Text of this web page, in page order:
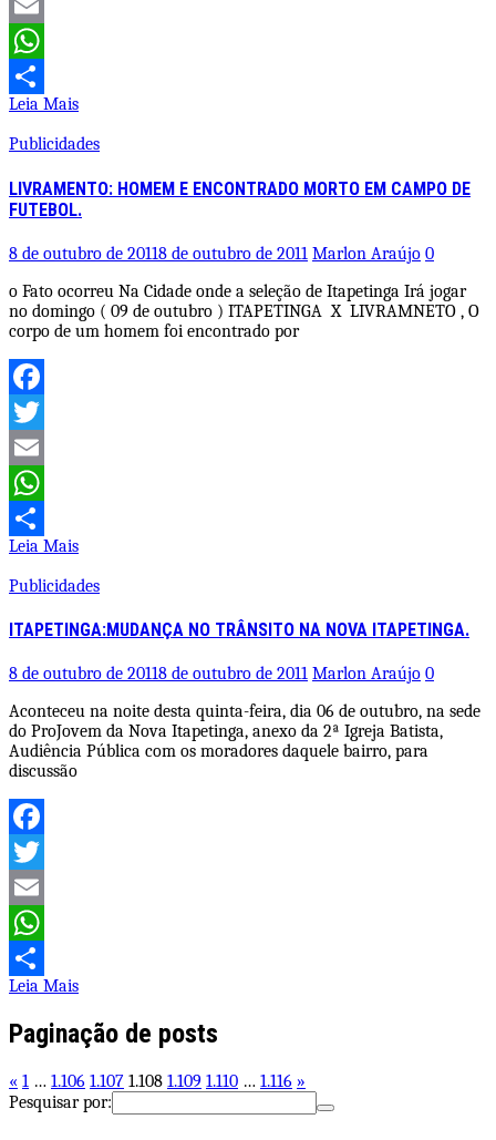
Twitter
Email
WhatsApp
Share
Leia Mais
Publicidades
LIVRAMENTO: HOMEM E ENCONTRADO MORTO EM CAMPO DE
FUTEBOL.
8 de outubro de 20118 de outubro de 2011 Marlon Araújo 0
o Fato ocorreu Na Cidade onde a seleção de Itapetinga Irá jogar
no domingo ( 09 de outubro ) ITAPETINGA X LIVRAMNETO , O
corpo de um homem foi encontrado por
Facebook
Twitter
Email
WhatsApp
Share
Leia Mais
Publicidades
ITAPETINGA:MUDANÇA NO TRÂNSITO NA NOVA ITAPETINGA.
8 de outubro de 20118 de outubro de 2011 Marlon Araújo 0
Aconteceu na noite desta quinta-feira, dia 06 de outubro, na sede
do ProJovem da Nova Itapetinga, anexo da 2ª Igreja Batista,
Audiência Pública com os moradores daquele bairro, para
discussão
Facebook
Twitter
Email
WhatsApp
Share
Leia Mais
Paginação de posts
« 1 … 1.106 1.107 1.108 1.109 1.110 … 1.116 »
Pesquisar por: